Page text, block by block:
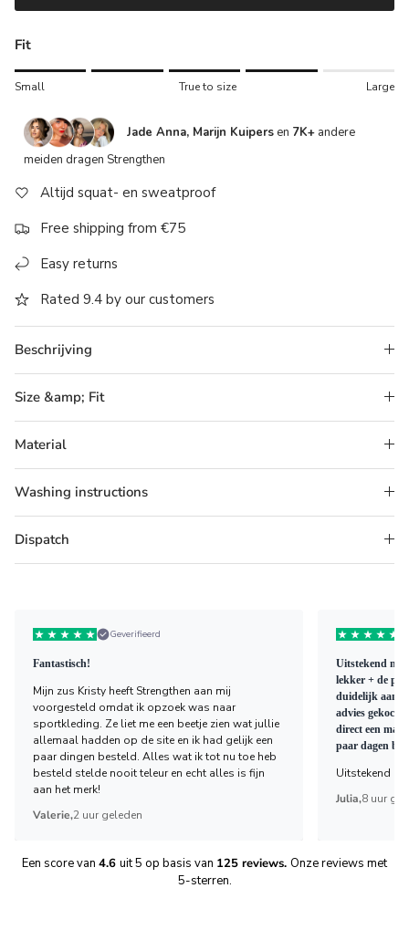
Fit
Rating of 1 means Small.
Rating of 5 means Large.
The rating of this product for "" is 4.
Small True to size Large
Jade Anna, Marijn Kuipers en 7K+ andere
meiden dragen Strengthen
Altijd squat- en sweatproof
Free shipping from €75
Easy returns
Rated 9.4 by our customers
Beschrijving
Size &amp; Fit
Material
Washing instructions
Dispatch
Geverifieerd
Fantastisch!
Mijn zus Kristy heeft Strengthen aan mij
voorgesteld omdat ik opzoek was naar
sportkleding. Ze liet me een beetje zien wat jullie
allemaal hadden op de site en ik had gelijk een
paar dingen besteld. Alles wat ik tot nu toe heb
besteld stelde nooit teleur en echt alles is fijn
aan het merk!
Valerie,2 uur geleden
Uitstekend
lekker + de
duidelijk
advies gekocht
direct een
paar dagen
Uitstekend
Julia,8 uur
Een score van 4.6 uit 5 op basis van 125 reviews. Onze reviews met
5-sterren.